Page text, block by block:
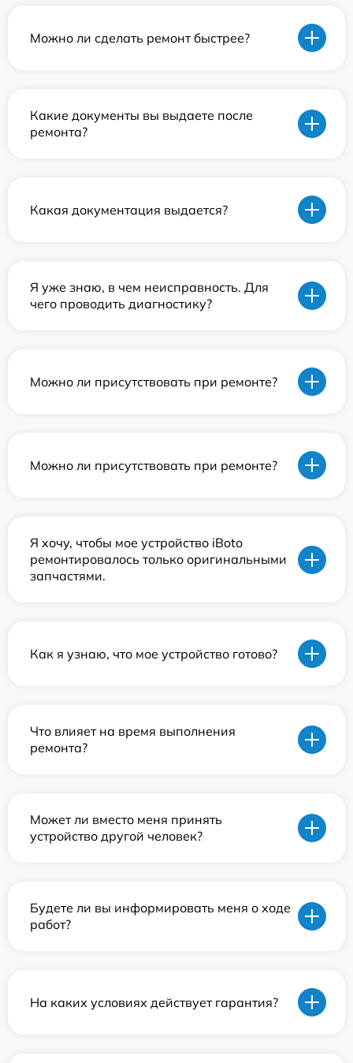
Можно ли сделать ремонт быстрее?
Какие документы вы выдаете после
ремонта?
Какая документация выдается?
Я уже знаю, в чем неисправность. Для
чего проводить диагностику?
Можно ли присутствовать при ремонте?
Можно ли присутствовать при ремонте?
Я хочу, чтобы мое устройство iBoto
ремонтировалось только оригинальными
запчастями.
Как я узнаю, что мое устройство готово?
Что влияет на время выполнения
ремонта?
Может ли вместо меня принять
устройство другой человек?
Будете ли вы информировать меня о ходе
работ?
На каких условиях действует гарантия?